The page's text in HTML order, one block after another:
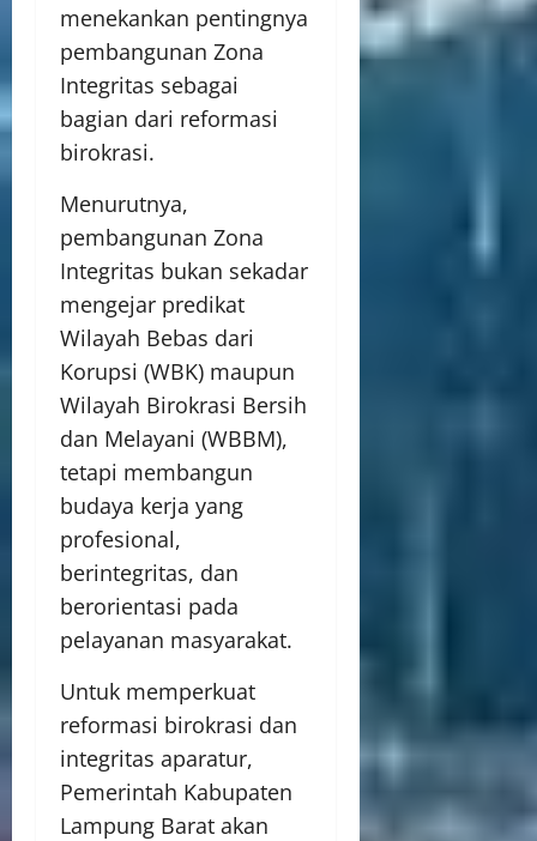
menekankan pentingnya
pembangunan Zona
Integritas sebagai
bagian dari reformasi
birokrasi.
Menurutnya,
pembangunan Zona
Integritas bukan sekadar
mengejar predikat
Wilayah Bebas dari
Korupsi (WBK) maupun
Wilayah Birokrasi Bersih
dan Melayani (WBBM),
tetapi membangun
budaya kerja yang
profesional,
berintegritas, dan
berorientasi pada
pelayanan masyarakat.
Untuk memperkuat
reformasi birokrasi dan
integritas aparatur,
Pemerintah Kabupaten
Lampung Barat akan